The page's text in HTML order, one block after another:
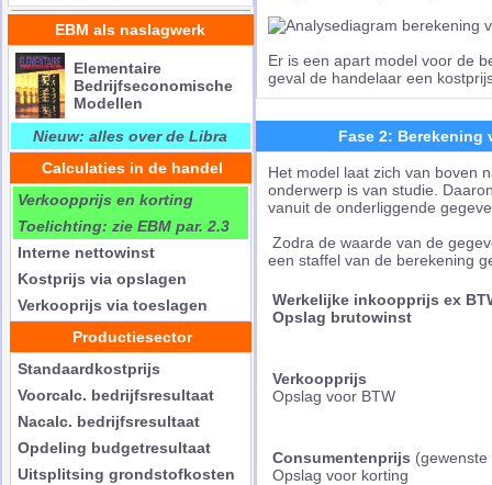
EBM als naslagwerk
Elementaire
Bedrijfseconomische
Modellen
Nieuw: alles over de Libra
Calculaties in de handel
Verkoopprijs en korting
Toelichting: zie EBM par. 2.3
Interne nettowinst
Kostprijs via opslagen
Verkooprijs via toeslagen
Productiesector
Standaardkostprijs
Voorcalc. bedrijfsresultaat
Nacalc. bedrijfsresultaat
Opdeling budgetresultaat
Uitsplitsing grondstofkosten
Er is een apart model voor de
geval de handelaar een
Fase 2:
Het model laat zich van boven
onderwerp is van studie.
vanuit de onderliggende
Zodra de waarde van de
een staffel van de berekening
Werkelijke inkoopprijs ex
Opslag brutowinst
Verkoopprijs
Opslag voor BTW
Consumentenprijs (gewenste
Opslag voor korting